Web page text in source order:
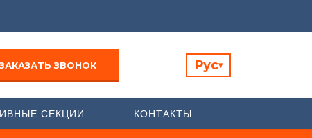
ЗАКАЗАТЬ ЗВОНОК Рус▾
СЕКЦИИ КОНТАКТЫ